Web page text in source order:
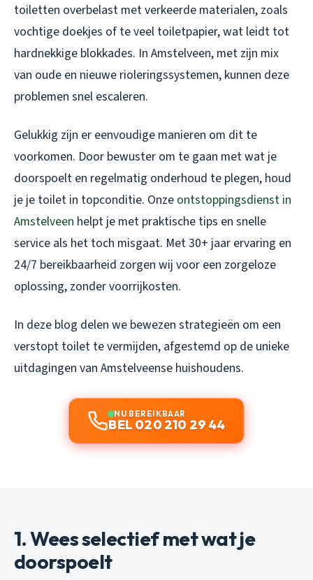
toiletten overbelast met verkeerde materialen, zoals
vochtige doekjes of te veel toiletpapier, wat leidt tot
hardnekkige blokkades. In Amstelveen, met zijn mix
van oude en nieuwe rioleringssystemen, kunnen deze
problemen snel escaleren.
Gelukkig zijn er eenvoudige manieren om dit te
voorkomen. Door bewuster om te gaan met wat je
doorspoelt en regelmatig onderhoud te plegen, houd
je je toilet in topconditie. Onze ontstoppingsdienst in
Amstelveen helpt je met praktische tips en snelle
service als het toch misgaat. Met 30+ jaar ervaring en
24/7 bereikbaarheid zorgen wij voor een zorgeloze
oplossing, zonder voorrijkosten.
In deze blog delen we bewezen strategieën om een
verstopt toilet te vermijden, afgestemd op de unieke
uitdagingen van Amstelveense huishoudens.
NU BEREIKBAAR
BEL 020 210 29 44
1. Wees selectief met wat je
doorspoelt